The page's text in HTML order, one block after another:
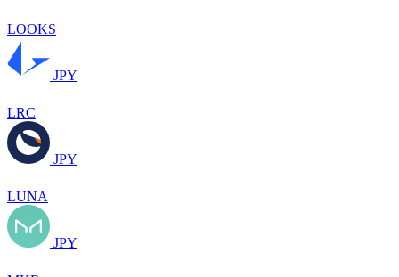
LOOKS
JPY
LRC
JPY
LUNA
JPY